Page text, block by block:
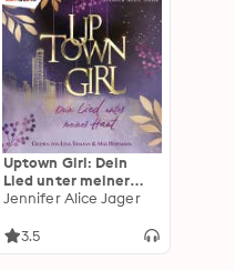
Uptown Girl: Dein
Lied unter meiner
Haut
Jennifer Alice Jager
3.5